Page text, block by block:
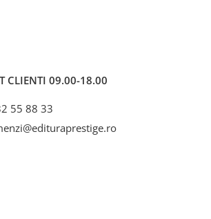
CLIENTI 09.00-18.00
55 88 33